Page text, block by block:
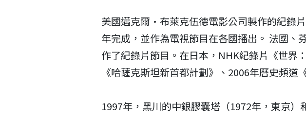
美國邁克爾·布萊克伍德電影公司製作的紀錄
年完成，並作為電視節目在各國播出。 法國、
作了紀錄片節目。在日本，NHK紀錄片《世界
《哈薩克斯坦新首都計劃》、2006年曆史頻道
1997年，黑川的中銀膠囊塔（1972年，東京）